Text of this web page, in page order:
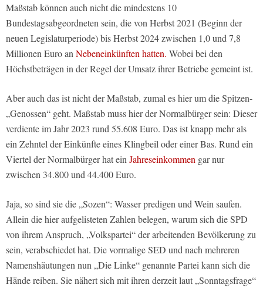
Maßstab können auch nicht die mindestens 10
Bundestagsabgeordneten sein, die von Herbst 2021 (Beginn der
neuen Legislaturperiode) bis Herbst 2024 zwischen 1,0 und 7,8
Millionen Euro an Nebeneinkünften hatten. Wobei bei den
Höchstbeträgen in der Regel der Umsatz ihrer Betriebe gemeint ist.
Aber auch das ist nicht der Maßstab, zumal es hier um die Spitzen-
„Genossen“ geht. Maßstab muss hier der Normalbürger sein: Dieser
verdiente im Jahr 2023 rund 55.608 Euro. Das ist knapp mehr als
ein Zehntel der Einkünfte eines Klingbeil oder einer Bas. Rund ein
Viertel der Normalbürger hat ein Jahreseinkommen gar nur
zwischen 34.800 und 44.400 Euro.
Jaja, so sind sie die „Sozen“: Wasser predigen und Wein saufen.
Allein die hier aufgelisteten Zahlen belegen, warum sich die SPD
von ihrem Anspruch, „Volkspartei“ der arbeitenden Bevölkerung zu
sein, verabschiedet hat. Die vormalige SED und nach mehreren
Namenshäutungen nun „Die Linke“ genannte Partei kann sich die
Hände reiben. Sie nähert sich mit ihren derzeit laut „Sonntagsfrage“